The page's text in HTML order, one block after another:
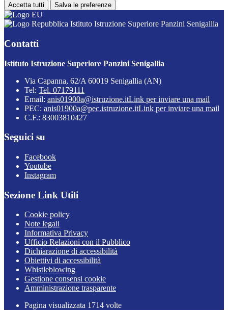
Accetta tutti Salva le preferenze
Istituto Istruzione Superiore Panzini Senigallia
Contatti
Istituto Istruzione Superiore Panzini Senigallia
Via Capanna, 62/A 60019 Senigallia (AN)
Tel: Tel. 07179111
Email: anis01900a@istruzione.itLink per inviare una mail
PEC: anis01900a@pec.istruzione.itLink per inviare una mail
C.F.: 83003810427
Seguici su
Facebook
Youtube
Instagram
Sezione Link Utili
Cookie policy
Note legali
Informativa Privacy
Ufficio Relazioni con il Pubblico
Dichiarazione di accessibilità
Obiettivi di accessibilità
Whistleblowing
Gestione consensi cookie
Amministrazione trasparente
Pagina visualizzata 1714 volte